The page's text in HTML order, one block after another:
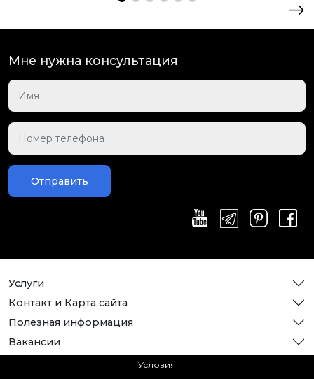
Мне нужна консультация
Отправить
Услуги
Контакт и Карта сайта
Полезная информация
Вакансии
Условия